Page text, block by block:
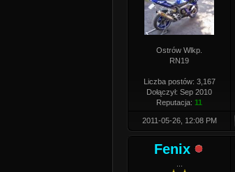
Ostrów Wlkp.
RN19
Liczba postów: 3,167
Dołączył: Sep 2010
Reputacja: 11
2011-05-26, 12:08 PM
Fenix